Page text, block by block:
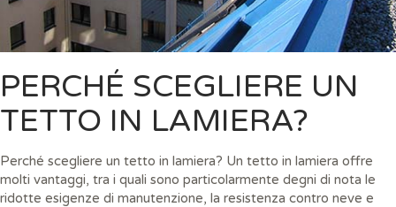
PERCHÉ SCEGLIERE UN
TETTO IN LAMIERA?
Perché scegliere un tetto in lamiera? Un tetto in lamiera offre
molti vantaggi, tra i quali sono particolarmente degni di nota le
ridotte esigenze di manutenzione, la resistenza contro neve e